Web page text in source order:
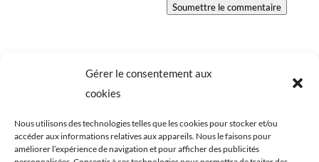
Gérer le consentement aux
cookies
Nous utilisons des technologies telles que les cookies pour stocker et/ou
accéder aux informations relatives aux appareils. Nous le faisons pour
améliorer l’expérience de navigation et pour afficher des publicités
Soumettre le commentaire